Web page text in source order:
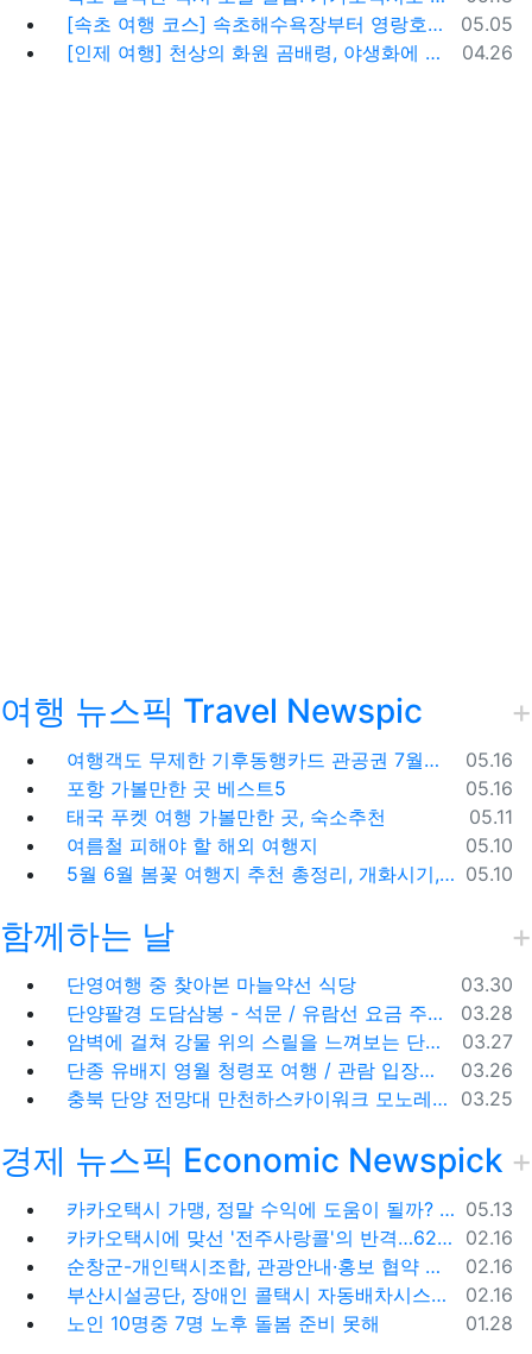
등록일
05.05
[속초 여행 코스] 속초해수욕장부터 영랑호까지, 꼭 가봐야 할 BEST 5
등록일
04.26
[인제 여행] 천상의 화원 곰배령, 야생화에 물들다 (예약 및 코스 팁)
여행 뉴스픽 Travel Newspic
등록일
05.16
여행객도 무제한 기후동행카드 관공권 7월출시
등록일
05.16
포항 가볼만한 곳 베스트5
등록일
05.11
태국 푸켓 여행 가볼만한 곳, 숙소추천
등록일
05.10
여름철 피해야 할 해외 여행지
등록일
05.10
5월 6월 봄꽃 여행지 추천 총정리, 개화시기, 지도공유
함께하는 날
등록일
03.30
단영여행 중 찾아본 마늘약선 식당
등록일
03.28
단양팔경 도담삼봉 - 석문 / 유람선 요금 주차비
등록일
03.27
암벽에 걸쳐 강물 위의 스릴을 느껴보는 단양 잔도길
등록일
03.26
단종 유배지 영월 청령포 여행 / 관람 입장료 주차장
등록일
03.25
충북 단양 전망대 만천하스카이워크 모노레일 주차장 여행코스
경제 뉴스픽 Economic Newspick
등록일
05.13
카카오택시 가맹, 정말 수익에 도움이 될까? '봉이 김선달'식 수수료의 진실
등록일
02.16
카카오택시에 맞선 '전주사랑콜'의 반격…62% 가입해 순항
등록일
02.16
순창군-개인택시조합, 관광안내·홍보 협약 체결
등록일
02.16
부산시설공단, 장애인 콜택시 자동배차시스템 시범 운영
등록일
01.28
노인 10명중 7명 노후 돌봄 준비 못해